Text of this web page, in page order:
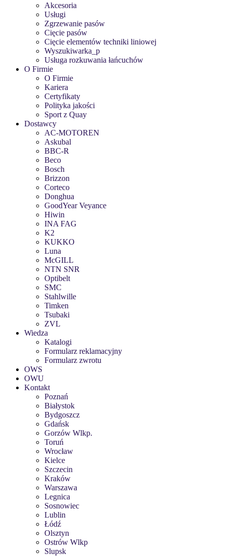
Akcesoria
Usługi
Zgrzewanie pasów
Cięcie pasów
Cięcie elementów techniki liniowej
Wyszukiwarka_p
Usługa rozkuwania łańcuchów
O Firmie
O Firmie
Kariera
Certyfikaty
Polityka jakości
Sport z Quay
Dostawcy
AC-MOTOREN
Askubal
BBC-R
Beco
Bosch
Brizzon
Corteco
Donghua
GoodYear Veyance
Hiwin
INA FAG
K2
KUKKO
Luna
McGILL
NTN SNR
Optibelt
SMC
Stahlwille
Timken
Tsubaki
ZVL
Wiedza
Katalogi
Formularz reklamacyjny
Formularz zwrotu
OWS
OWU
Kontakt
Poznań
Białystok
Bydgoszcz
Gdańsk
Gorzów Wlkp.
Toruń
Wrocław
Kielce
Szczecin
Kraków
Warszawa
Legnica
Sosnowiec
Lublin
Łódź
Olsztyn
Ostrów Wlkp
Slupsk